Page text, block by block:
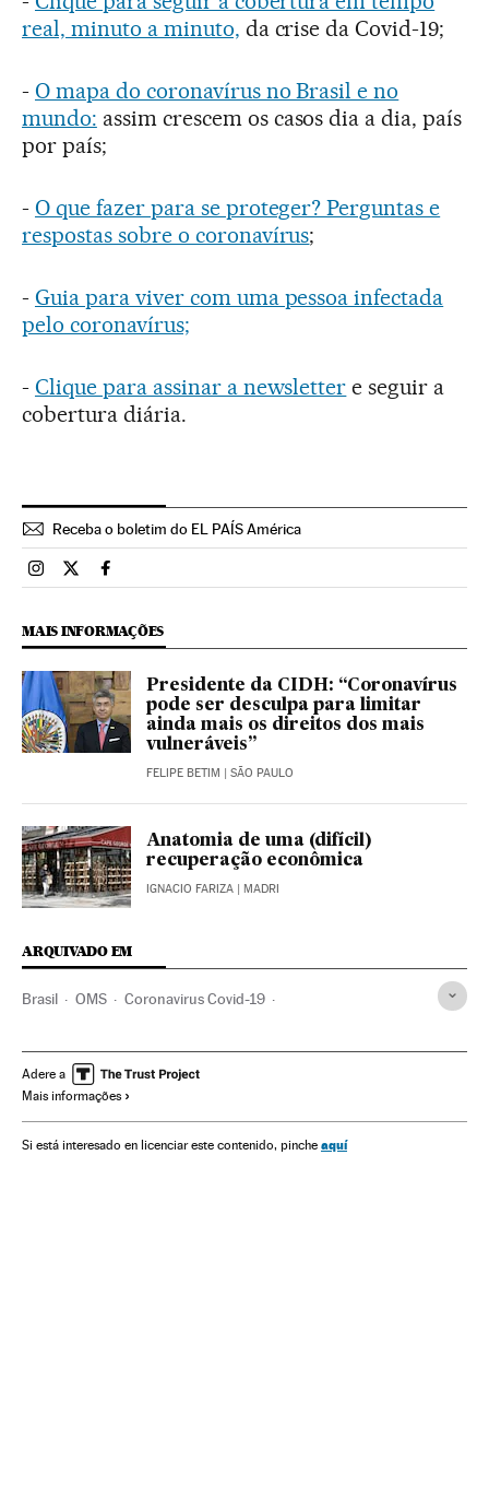
real, minuto a minuto, da crise da Covid-19;
- O mapa do coronavírus no Brasil e no
mundo: assim crescem os casos dia a dia, país
por país;
- O que fazer para se proteger? Perguntas e
respostas sobre o coronavírus;
- Guia para viver com uma pessoa infectada
pelo coronavírus;
- Clique para assinar a newsletter e seguir a
cobertura diária.
Receba o boletim do EL PAÍS América
Brasil El País Brasil en Instagram
Brasil El País Brasil en Twitter
Brasil El País Brasil en Facebook
MAIS INFORMAÇÕES
Presidente da CIDH: “Coronavírus
pode ser desculpa para limitar
ainda mais os direitos dos mais
vulneráveis”
FELIPE BETIM | SÃO PAULO
Anatomia de uma (difícil)
recuperação econômica
IGNACIO FARIZA | MADRI
ARQUIVADO EM
Brasil OMS Coronavirus Covid-19
Doenças infecciosas Doenças respiratórias
Ministério Saúde
Nelson Teich Luiz Henrique Mandetta
Adere a
Mais informações
Si está interesado en licenciar este contenido, pinche aquí